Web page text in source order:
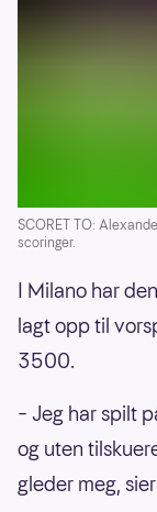
SCORET TO:
scoringer.
I Milano har
lagt opp til
3500.
– Jeg har spilt
og uten
gleder meg,